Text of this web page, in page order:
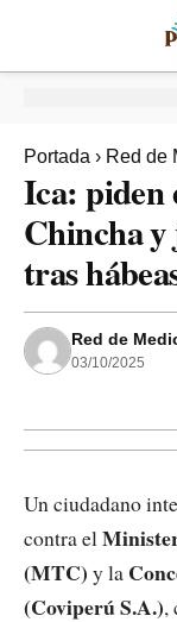
Portada › Red de
Ica: piden
Chincha y
tras
Red de
03/10/2025
Un ciudadano
contra el
(MTC) y la
(Coviperú S.A.),